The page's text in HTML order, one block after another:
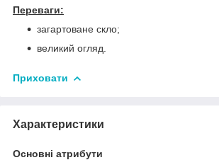
Переваги:
загартоване скло;
великий огляд.
Приховати
Характеристики
Основні атрибути